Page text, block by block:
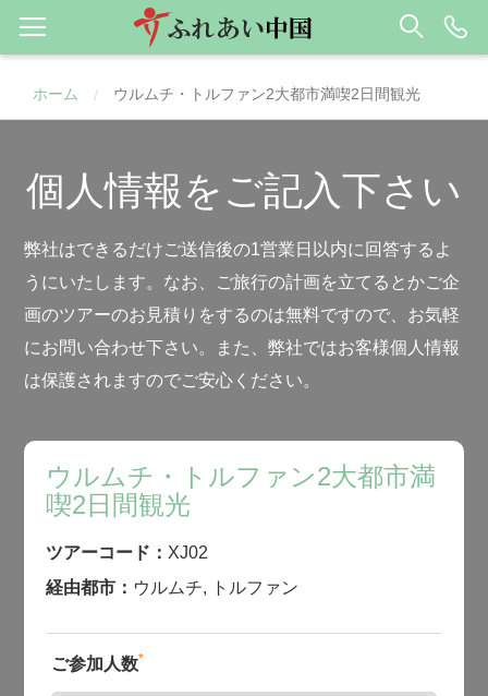
ホーム / ウルムチ・トルファン2大都市満喫2日間観光
個人情報をご記入下さい
弊社はできるだけご送信後の1営業日以内に回答するよ
うにいたします。なお、ご旅行の計画を立てるとかご企
画のツアーのお見積りをするのは無料ですので、お気軽
にお問い合わせ下さい。また、弊社ではお客様個人情報
は保護されますのでご安心ください。
ウルムチ・トルファン2大都市満
喫2日間観光
ツアーコード： XJ02
経由都市： ウルムチ, トルファン
ご参加人数*